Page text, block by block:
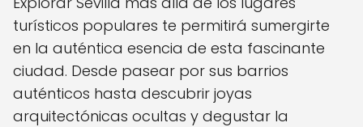
turísticos populares te permitirá sumergirte
en la auténtica esencia de esta fascinante
ciudad. Desde pasear por sus barrios
auténticos hasta descubrir joyas
arquitectónicas ocultas y degustar la